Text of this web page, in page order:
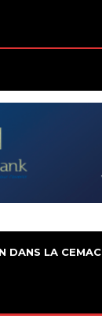
DANS LA CEMAC